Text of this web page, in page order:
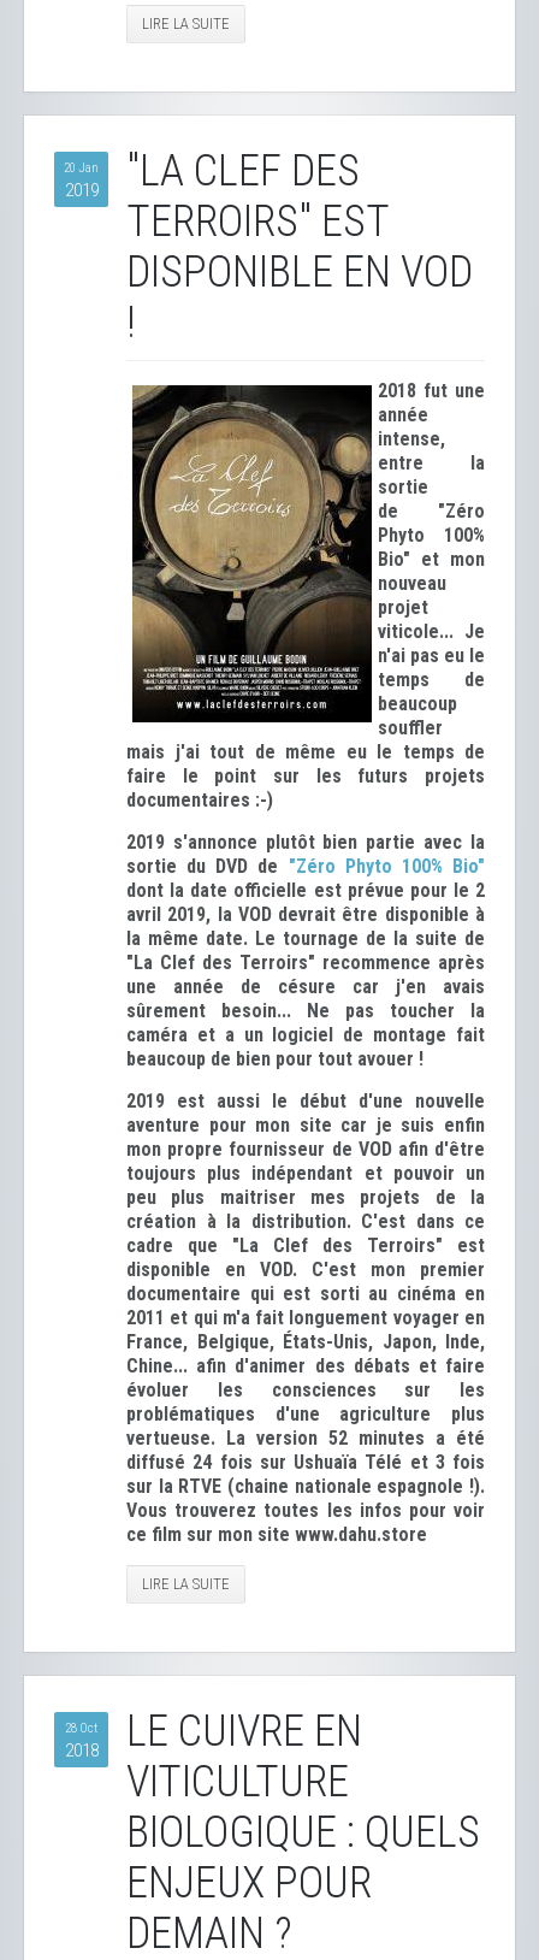
LIRE LA SUITE
20 Jan
2019
"LA CLEF DES
TERROIRS" EST
DISPONIBLE EN VOD
!
2018 fut une
année
intense,
entre la
sortie
de "Zéro
Phyto 100%
Bio" et mon
nouveau
projet
viticole... Je
n'ai pas eu le
temps de
beaucoup
souffler
mais j'ai tout de même eu le temps de
faire le point sur les futurs projets
documentaires :-)
2019 s'annonce plutôt bien partie avec la
sortie du DVD de "Zéro Phyto 100% Bio"
dont la date officielle est prévue pour le 2
avril 2019, la VOD devrait être disponible à
la même date. Le tournage de la suite de
"La Clef des Terroirs" recommence après
une année de césure car j'en avais
sûrement besoin... Ne pas toucher la
caméra et a un logiciel de montage fait
beaucoup de bien pour tout avouer !
2019 est aussi le début d'une nouvelle
aventure pour mon site car je suis enfin
mon propre fournisseur de VOD afin d'être
toujours plus indépendant et pouvoir un
peu plus maitriser mes projets de la
création à la distribution. C'est dans ce
cadre que "La Clef des Terroirs" est
disponible en VOD. C'est mon premier
documentaire qui est sorti au cinéma en
2011 et qui m'a fait longuement voyager en
France, Belgique, États-Unis, Japon, Inde,
Chine... afin d'animer des débats et faire
évoluer les consciences sur les
problématiques d'une agriculture plus
vertueuse. La version 52 minutes a été
diffusé 24 fois sur Ushuaïa Télé et 3 fois
sur la RTVE (chaine nationale espagnole !).
Vous trouverez toutes les infos pour voir
ce film sur mon site www.dahu.store
LIRE LA SUITE
28 Oct
2018
LE CUIVRE EN
VITICULTURE
BIOLOGIQUE : QUELS
ENJEUX POUR
DEMAIN ?